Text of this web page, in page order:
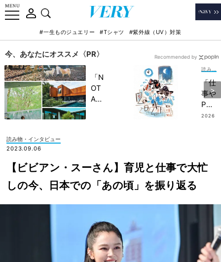
#一生ものジュエリー #Tシャツ #紫外線（UV）対策
今、あなたにオススメ〈PR〉
「N
OT
A
記憶
に一
生残
【極
上の
家族
旅】
を
「仕
事や
PTA
…忙
い」
マが
いて
いな
い“
大切
2026
Recommended by
読み物・インタビュー
2023.09.06
【ビビアン・スーさん】育児と仕事で大忙
しの今、日本での「あの頃」を振り返る